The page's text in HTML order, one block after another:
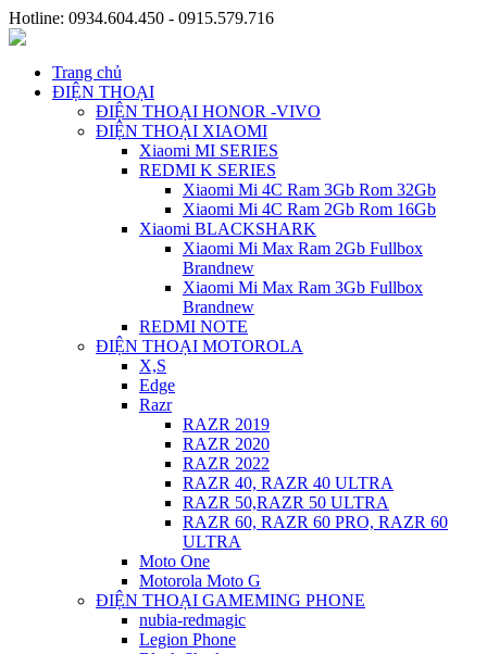
Hotline: 0934.604.450 - 0915.579.716
Trang chủ
ĐIỆN THOẠI
ĐIỆN THOẠI HONOR -VIVO
ĐIỆN THOẠI XIAOMI
Xiaomi MI SERIES
REDMI K SERIES
Xiaomi Mi 4C Ram 3Gb Rom 32Gb
Xiaomi Mi 4C Ram 2Gb Rom 16Gb
Xiaomi BLACKSHARK
Xiaomi Mi Max Ram 2Gb Fullbox
Brandnew
Xiaomi Mi Max Ram 3Gb Fullbox
Brandnew
REDMI NOTE
ĐIỆN THOẠI MOTOROLA
X,S
Edge
Razr
RAZR 2019
RAZR 2020
RAZR 2022
RAZR 40, RAZR 40 ULTRA
RAZR 50,RAZR 50 ULTRA
RAZR 60, RAZR 60 PRO, RAZR 60
ULTRA
Moto One
Motorola Moto G
ĐIỆN THOẠI GAMEMING PHONE
nubia-redmagic
Legion Phone